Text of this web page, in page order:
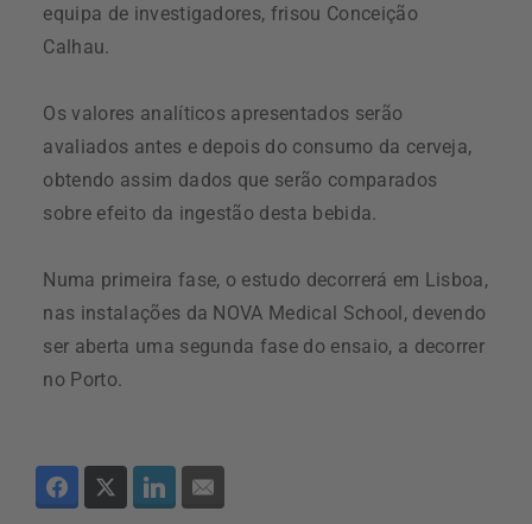
equipa de investigadores, frisou Conceição
Calhau.
Os valores analíticos apresentados serão
avaliados antes e depois do consumo da cerveja,
obtendo assim dados que serão comparados
sobre efeito da ingestão desta bebida.
Numa primeira fase, o estudo decorrerá em Lisboa,
nas instalações da NOVA Medical School, devendo
ser aberta uma segunda fase do ensaio, a decorrer
no Porto.